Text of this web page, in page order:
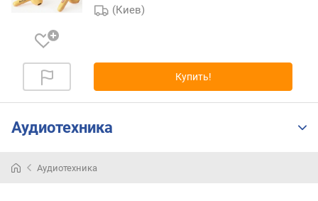
о
и
к
е
м
(Киев)
Купить!
Аудиотехника
Аудиотехника